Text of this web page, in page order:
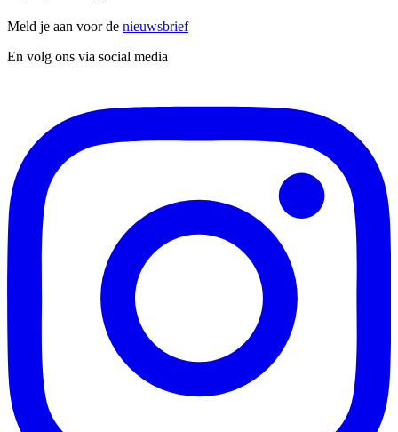
Meld je aan voor de nieuwsbrief
En volg ons via social media